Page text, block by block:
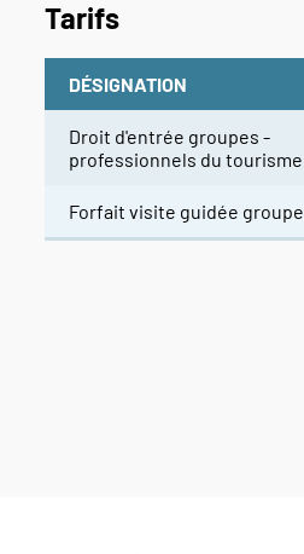
Tarifs
DÉSIGNATION
Droit d'entrée groupes -
professionnels du tourisme
Forfait visite guidée groupe